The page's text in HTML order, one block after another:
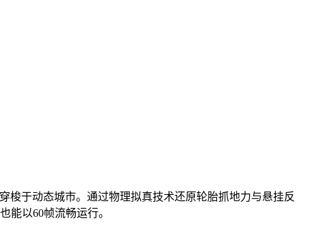
梭于动态城市。通过物理拟真技术还原轮胎抓地力与悬挂反
能以60帧流畅运行。